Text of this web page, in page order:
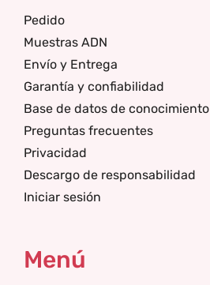
Pedido
Muestras ADN
Envío y Entrega
Garantía y confiabilidad
Base de datos de conocimiento
Preguntas frecuentes
Privacidad
Descargo de responsabilidad
Iniciar sesión
Menú